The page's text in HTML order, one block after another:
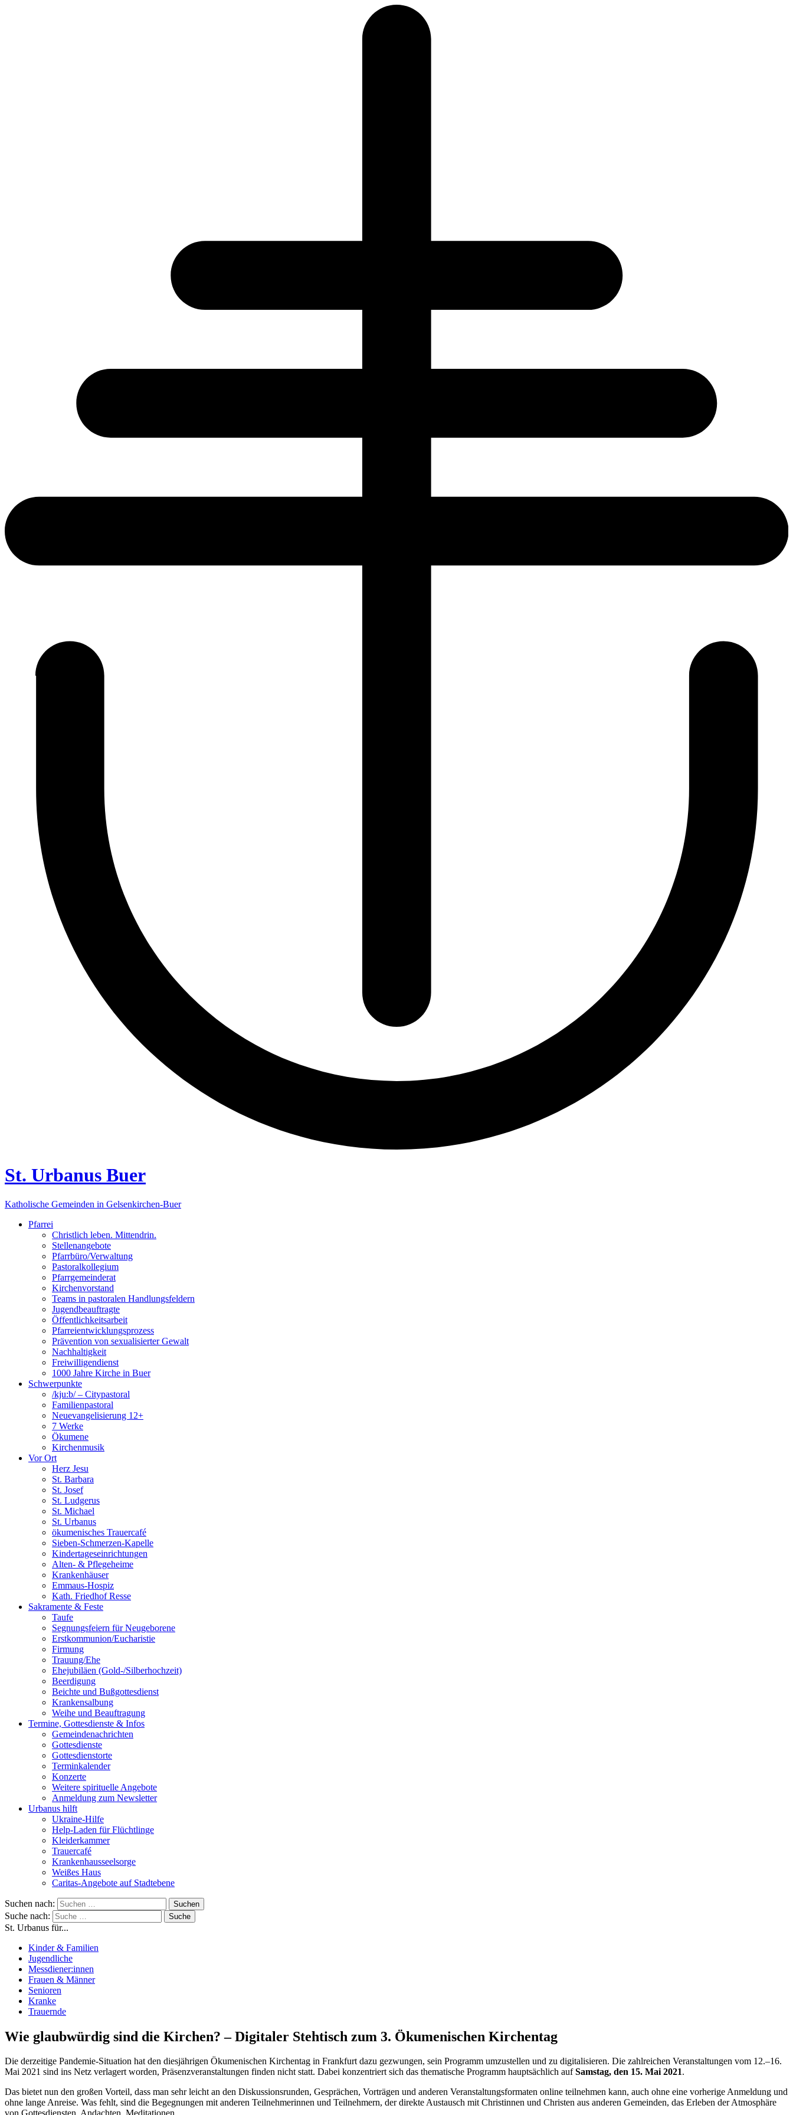
St. Urbanus Buer
Katholische Gemeinden in Gelsenkirchen-Buer
Pfarrei
Christlich leben. Mittendrin.
Stellenangebote
Pfarrbüro/Verwaltung
Pastoralkollegium
Pfarrgemeinderat
Kirchenvorstand
Teams in pastoralen Handlungsfeldern
Jugendbeauftragte
Öffentlichkeitsarbeit
Pfarreientwicklungsprozess
Prävention von sexualisierter Gewalt
Nachhaltigkeit
Freiwilligendienst
1000 Jahre Kirche in Buer
Schwerpunkte
/kju:b/ – Citypastoral
Familienpastoral
Neuevangelisierung 12+
7 Werke
Ökumene
Kirchenmusik
Vor Ort
Herz Jesu
St. Barbara
St. Josef
St. Ludgerus
St. Michael
St. Urbanus
ökumenisches Trauercafé
Sieben-Schmerzen-Kapelle
Kindertageseinrichtungen
Alten- & Pflegeheime
Krankenhäuser
Emmaus-Hospiz
Kath. Friedhof Resse
Sakramente & Feste
Taufe
Segnungsfeiern für Neugeborene
Erstkommunion/Eucharistie
Firmung
Trauung/Ehe
Ehejubiläen (Gold-/Silberhochzeit)
Beerdigung
Beichte und Bußgottesdienst
Krankensalbung
Weihe und Beauftragung
Termine, Gottesdienste & Infos
Gemeindenachrichten
Gottesdienste
Gottesdienstorte
Terminkalender
Konzerte
Weitere spirituelle Angebote
Anmeldung zum Newsletter
Urbanus hilft
Ukraine-Hilfe
Help-Laden für Flüchtlinge
Kleiderkammer
Trauercafé
Krankenhausseelsorge
Weißes Haus
Caritas-Angebote auf Stadtebene
Suchen nach:
Suche nach:
St. Urbanus für...
Kinder & Familien
Jugendliche
Messdiener:innen
Frauen & Männer
Senioren
Kranke
Trauernde
Wie glaubwürdig sind die Kirchen? – Digitaler Stehtisch zum 3. Ökumenischen Kirchentag
Die derzeitige Pandemie-Situation hat den diesjährigen Ökumenischen Kirchentag in Frankfurt dazu gezwungen, sein Programm umzustellen und zu digitalisieren. Die zahlreichen Veranstaltungen vom 12.–16.
Mai 2021 sind ins Netz verlagert worden, Präsenzveranstaltungen finden nicht statt. Dabei konzentriert sich das thematische Programm hauptsächlich aufSamstag, den 15. Mai 2021.
Das bietet nun den großen Vorteil, dass man sehr leicht an den Diskussionsrunden, Gesprächen, Vorträgen und anderen Veranstaltungsformaten online teilnehmen kann, auch ohne eine vorherige Anmeldung und
ohne lange Anreise. Was fehlt, sind die Begegnungen mit anderen Teilnehmerinnen und Teilnehmern, der direkte Austausch mit Christinnen und Christen aus anderen Gemeinden, das Erleben der Atmosphäre